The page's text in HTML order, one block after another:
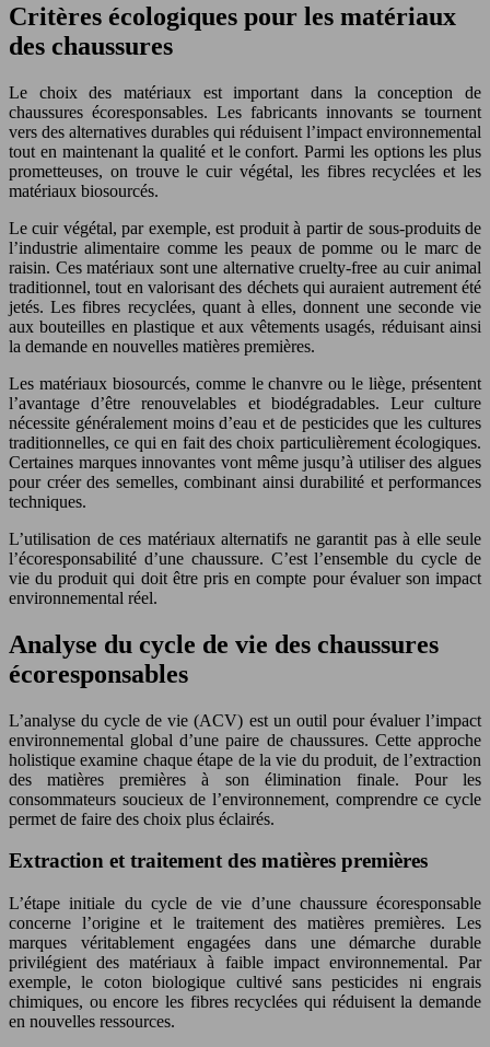
Critères écologiques pour les matériaux
des chaussures
Le choix des matériaux est important dans la conception de
chaussures écoresponsables. Les fabricants innovants se tournent
vers des alternatives durables qui réduisent l’impact environnemental
tout en maintenant la qualité et le confort. Parmi les options les plus
prometteuses, on trouve le cuir végétal, les fibres recyclées et les
matériaux biosourcés.
Le cuir végétal, par exemple, est produit à partir de sous-produits de
l’industrie alimentaire comme les peaux de pomme ou le marc de
raisin. Ces matériaux sont une alternative cruelty-free au cuir animal
traditionnel, tout en valorisant des déchets qui auraient autrement été
jetés. Les fibres recyclées, quant à elles, donnent une seconde vie
aux bouteilles en plastique et aux vêtements usagés, réduisant ainsi
la demande en nouvelles matières premières.
Les matériaux biosourcés, comme le chanvre ou le liège, présentent
l’avantage d’être renouvelables et biodégradables. Leur culture
nécessite généralement moins d’eau et de pesticides que les cultures
traditionnelles, ce qui en fait des choix particulièrement écologiques.
Certaines marques innovantes vont même jusqu’à utiliser des algues
pour créer des semelles, combinant ainsi durabilité et performances
techniques.
L’utilisation de ces matériaux alternatifs ne garantit pas à elle seule
l’écoresponsabilité d’une chaussure. C’est l’ensemble du cycle de
vie du produit qui doit être pris en compte pour évaluer son impact
environnemental réel.
Analyse du cycle de vie des chaussures
écoresponsables
L’analyse du cycle de vie (ACV) est un outil pour évaluer l’impact
environnemental global d’une paire de chaussures. Cette approche
holistique examine chaque étape de la vie du produit, de l’extraction
des matières premières à son élimination finale. Pour les
consommateurs soucieux de l’environnement, comprendre ce cycle
permet de faire des choix plus éclairés.
Extraction et traitement des matières premières
L’étape initiale du cycle de vie d’une chaussure écoresponsable
concerne l’origine et le traitement des matières premières. Les
marques véritablement engagées dans une démarche durable
privilégient des matériaux à faible impact environnemental. Par
exemple, le coton biologique cultivé sans pesticides ni engrais
chimiques, ou encore les fibres recyclées qui réduisent la demande
en nouvelles ressources.